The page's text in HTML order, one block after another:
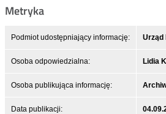
Metryka
Podmiot udostępniający informację: Urząd
Osoba odpowiedzialna: Lidia
Osoba publikująca informację:
Data publikacji: